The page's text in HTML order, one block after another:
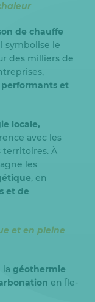
de chauffe
symbolise le
des milliers de
et
locale,
avec les
territoires. À
les
, en
et de
et en pleine
la géothermie
en Île-